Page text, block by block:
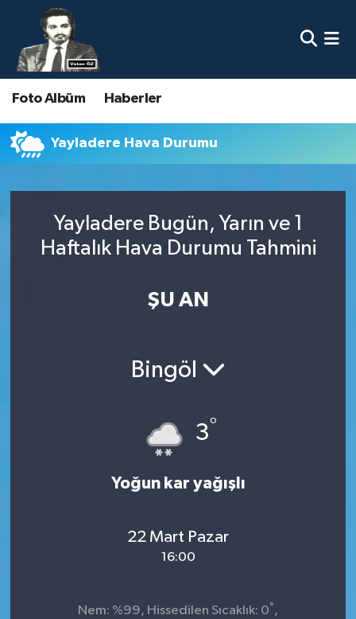
Foto Albüm Haberler
Yayladere Hava Durumu
Yayladere Bugün, Yarın ve 1
Haftalık Hava Durumu Tahmini
ŞU AN
Bingöl
3°
Yoğun kar yağışlı
22 Mart Pazar
16:00
Nem: %99, Hissedilen Sıcaklık: 0° ,
Nöbetçi Eczaneler
Hava Durumu
Namaz Vakitleri
Süper Lig Puan Durumu ve Fikstür
Son Dakika Haberleri